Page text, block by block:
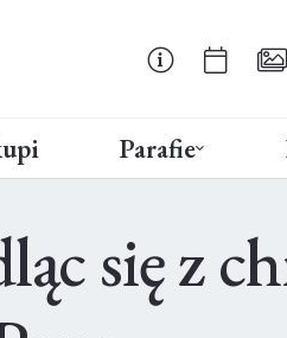
Parafie
się z